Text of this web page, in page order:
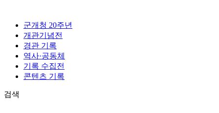
군개청 20주년
개관기념전
경관 기록
역사·공동체
기록 수집전
콘텐츠 기록
검색